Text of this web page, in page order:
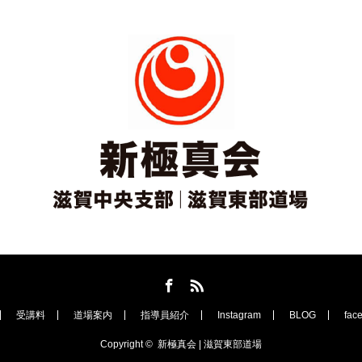
受講料 道場案内 指導員紹介 Instagram BLOG
Copyright © 新極真会 | 滋賀東部道場